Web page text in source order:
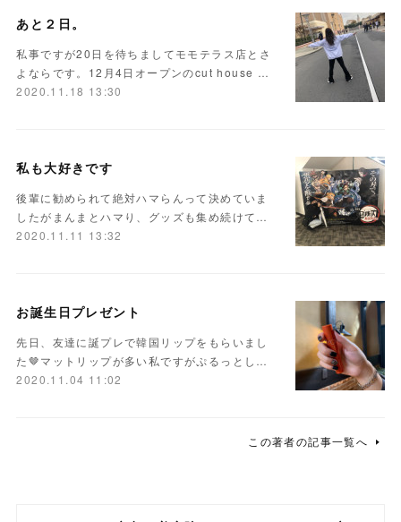
あと２日。
私事ですが20日を待ちましてモモテラス店とさ
よならです。12月4日オープンのcut house …
2020.11.18 13:30
私も大好きです
後輩に勧められて絶対ハマらんって決めていま
したがまんまとハマり、グッズも集め続けて…
2020.11.11 13:32
お誕生日プレゼント
先日、友達に誕プレで韓国リップをもらいまし
た🤎マットリップが多い私ですがぷるっとし…
2020.11.04 11:02
この著者の記事一覧へ